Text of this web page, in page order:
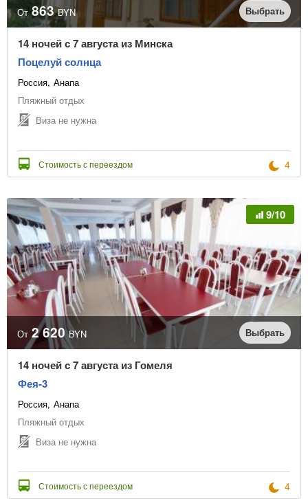
От 863 BYN Выбрать
14 ночей с 7 августа из Минска
Поцелуй солнца
Россия Анапа
Пляжный отдых
Виза не нужна
Стоимость с переездом 4
9/10
От 2 620 BYN Выбрать
14 ночей с 7 августа из Гомеля
Фея-3
Россия Анапа
Пляжный отдых
Виза не нужна
Стоимость с переездом 4